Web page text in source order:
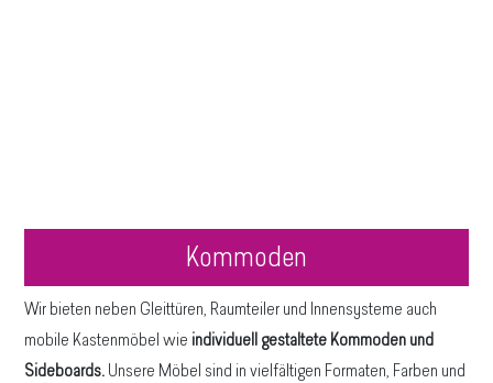
Kommoden
Wir bieten neben Gleittüren, Raumteiler und Innensysteme auch
mobile Kastenmöbel wie individuell gestaltete Kommoden und
Sideboards. Unsere Möbel sind in vielfältigen Formaten, Farben und